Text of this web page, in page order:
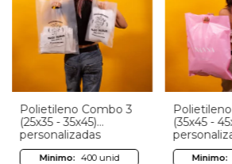
Polietileno Combo 3
(25x35 - 35x45)
personalizadas
Minimo: 400 unid
(35x45 -
Minimo: